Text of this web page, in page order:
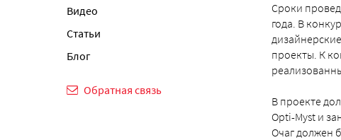
Видео
Статьи
Блог
Обратная связь
Сроки
года. В
проекты. К
В проекте
Opti-Myst и
Очаг должен